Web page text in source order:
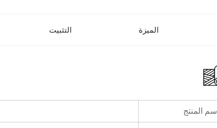
الميزة التثبيت
اسم المنتج